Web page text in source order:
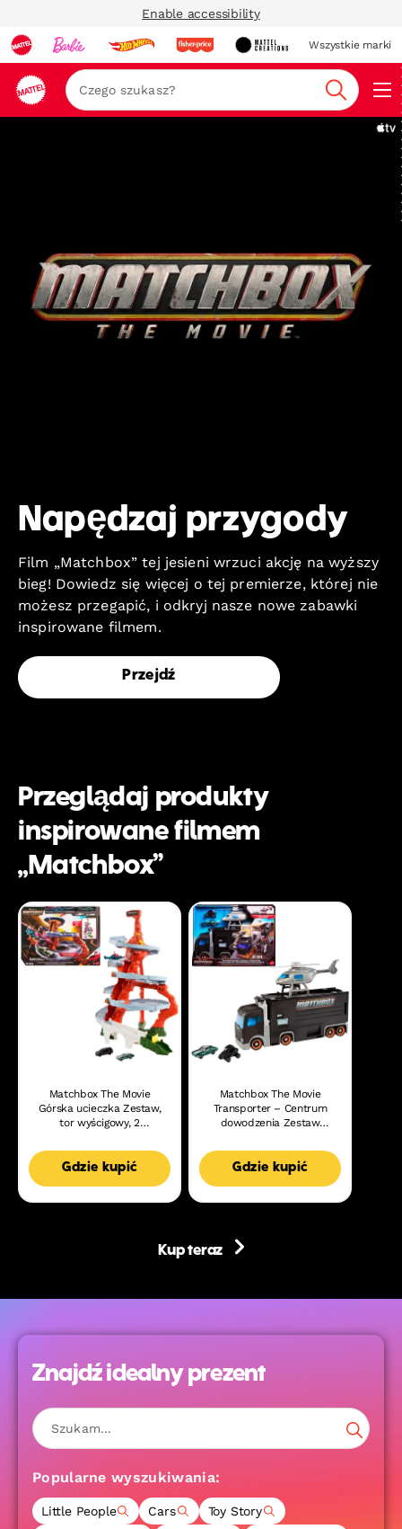
Enable accessibility
Wszystkie marki
Szukaj
Napędzaj przygody
Film „Matchbox” tej jesieni wrzuci akcję na wyższy
bieg! Dowiedz się więcej o tej premierze, której nie
możesz przegapić, i odkryj nasze nowe zabawki
inspirowane filmem.
Przejdź
Przeglądaj produkty
inspirowane filmem
„Matchbox”
Matchbox The Movie
Górska ucieczka Zestaw,
tor wyścigowy, 2
helikopter Zabawka dla
dzieci 3+
Gdzie kupić
Matchbox The Movie
Transporter – Centrum
dowodzenia Zestaw
samochody i helikopter
Filmowa zabawka dla
Gdzie kupić
Kup teraz
Znajdź idealny prezent
Popularne wyszukiwania:
Little People Cars
Toy Story